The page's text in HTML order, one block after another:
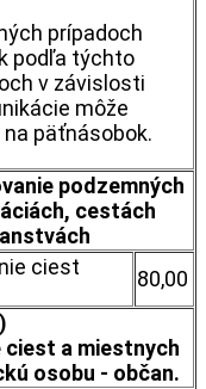
prípadoch
podľa týchto
v závislosti
môže
päťnásobok.
podzemných
cestách
ciest
80,00
ciest a miestnych
osobu - občan.